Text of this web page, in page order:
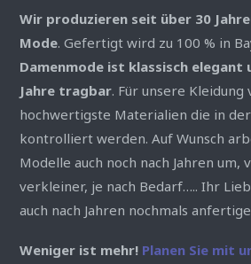
Wir produzieren seit über 30
Mode. Gefertigt wird zu 100 % in
Damenmode ist klassisch elegant
Jahre tragbar. Für unsere
hochwertigste Materialien die in
kontrolliert werden. Auf Wunsch
Modelle auch noch nach Jahren um,
verkleiner, je nach Bedarf….. Ihr
auch nach Jahren nochmals
Weniger ist mehr! Planen Sie mit